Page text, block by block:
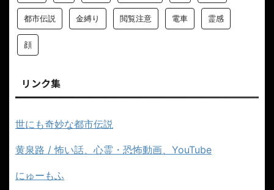
都市伝説 金縛り 閲覧注意 電車 霊感
顔
リンク集
世にも奇妙な都市伝説
黄泉路 / 怖い話、心霊・恐怖動画、YouTube
にゅーもふ